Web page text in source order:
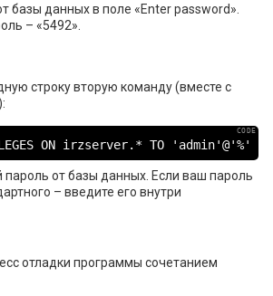
базы данных в поле «Enter password».
– «5492».
строку вторую команду (вместе с
ON irzserver.* TO 'admin'@'%'
пароль от базы данных. Если ваш пароль
– введите его внутри
отладки программы сочетанием